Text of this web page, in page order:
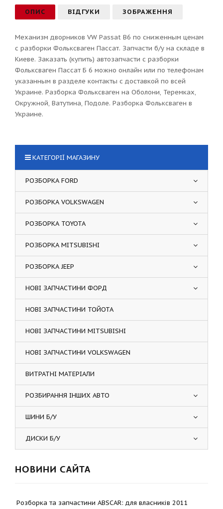
ОПИС ВІДГУКИ ЗОБРАЖЕННЯ
Механизм дворников VW Passat B6 по сниженным ценам
с разборки Фольксваген Пассат. Запчасти б/у на складе в
Киеве. Заказать (купить) автозапчасти с разборки
Фольксваген Пассат Б 6 можно онлайн или по телефонам
указанным в разделе контакты с доставкой по всей
Украине. Разборка Фольксваген на Оболони, Теремках,
Окружной, Ватутина, Подоле. Разборка Фольксваген в
Украине.
КАТЕГОРІЇ МАГАЗИНУ
РОЗБОРКА FORD
РОЗБОРКА VOLKSWAGEN
РОЗБОРКА TOYOTA
РОЗБОРКА MITSUBISHI
РОЗБОРКА JEEP
НОВІ ЗАПЧАСТИНИ ФОРД
НОВІ ЗАПЧАСТИНИ ТОЙОТА
НОВІ ЗАПЧАСТИНИ MITSUBISHI
НОВІ ЗАПЧАСТИНИ VOLKSWAGEN
ВИТРАТНІ МАТЕРІАЛИ
РОЗБИРАННЯ ІНШИХ АВТО
ШИНИ Б/У
ДИСКИ Б/У
НОВИНИ САЙТА
Розборка та запчастини ABSCAR: для власників 2011